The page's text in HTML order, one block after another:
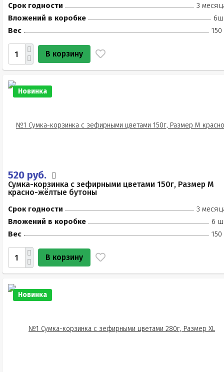
Срок годности
3
Вложений в коробке
Вес
150
В корзину
Новинка
520 руб.
Сумка-корзинка с зефирными цветами 150г, Размер М
красно-жёлтые бутоны
Срок годности
3
Вложений в коробке
6
Вес
150
В корзину
Новинка